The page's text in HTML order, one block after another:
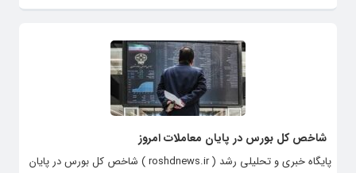
شاخص کل بورس در پایان معاملات امروز
پایگاه خبری و تحلیلی رشد ( roshdnews.ir ) شاخص کل بورس در پایان